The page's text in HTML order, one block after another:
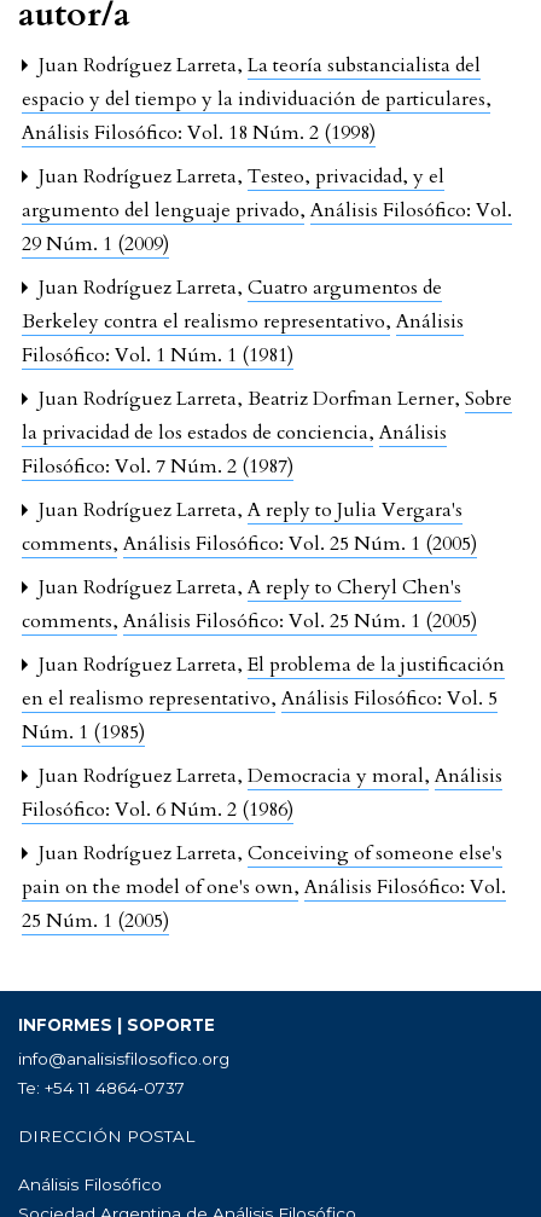
autor/a
Juan Rodríguez Larreta, La teoría substancialista del
espacio y del tiempo y la individuación de particulares,
Análisis Filosófico: Vol. 18 Núm. 2 (1998)
Juan Rodríguez Larreta, Testeo, privacidad, y el
argumento del lenguaje privado,Análisis Filosófico: Vol.
29 Núm. 1 (2009)
Juan Rodríguez Larreta, Cuatro argumentos de
Berkeley contra el realismo representativo,Análisis
Filosófico: Vol. 1 Núm. 1 (1981)
Juan Rodríguez Larreta, Beatriz Dorfman Lerner, Sobre
la privacidad de los estados de conciencia,Análisis
Filosófico: Vol. 7 Núm. 2 (1987)
Juan Rodríguez Larreta,A reply to Julia Vergara's
comments,Análisis Filosófico: Vol. 25 Núm. 1 (2005)
Juan Rodríguez Larreta,A reply to Cheryl Chen's
comments,Análisis Filosófico: Vol. 25 Núm. 1 (2005)
Juan Rodríguez Larreta,El problema de la justificación
en el realismo representativo,Análisis Filosófico: Vol. 5
Núm. 1 (1985)
Juan Rodríguez Larreta, Democracia y moral,Análisis
Filosófico: Vol. 6 Núm. 2 (1986)
Juan Rodríguez Larreta, Conceiving of someone else's
pain on the model of one's own,Análisis Filosófico: Vol.
25 Núm. 1 (2005)
INFORMES | SOPORTE
info@analisisfilosofico.org
Te: +54 11 4864-0737
DIRECCIÓN POSTAL
Análisis Filosófico